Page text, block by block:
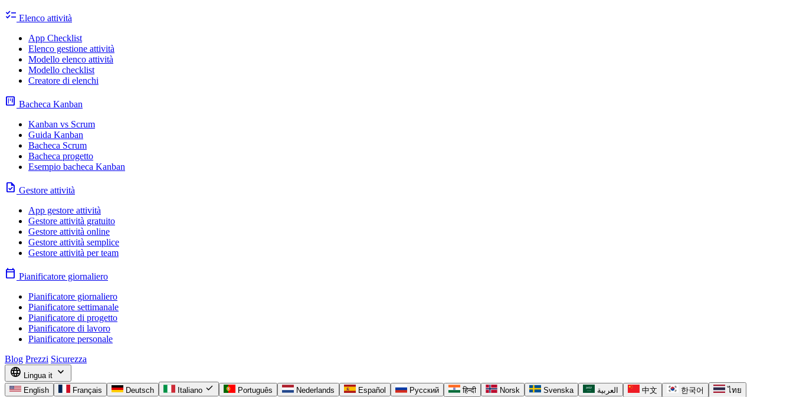
checklist Elenco attività
App Checklist
Elenco gestione attività
Modello elenco attività
Modello checklist
Creatore di elenchi
view_kanban Bacheca Kanban
Kanban vs Scrum
Guida Kanban
Bacheca Scrum
Bacheca progetto
Esempio bacheca Kanban
task Gestore attività
App gestore attività
Gestore attività gratuito
Gestore attività online
Gestore attività semplice
Gestore attività per team
calendar_today Pianificatore giornaliero
Pianificatore giornaliero
Pianificatore settimanale
Pianificatore di progetto
Pianificatore di lavoro
Pianificatore personale
Blog Prezzi Sicurezza
language Lingua it expand_more
English Français Deutsch Italiano check Português Nederlands Español Русский हिन्दी Norsk Svenska العربية 中文 한국어
ไทย